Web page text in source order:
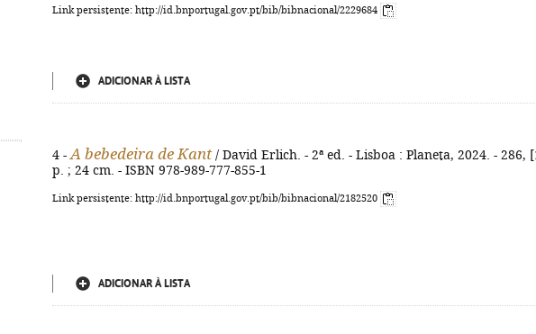
Link persistente: http://id.bnportugal.gov.pt/bib/bibnacional/2229684
ADICIONAR À LISTA
4 - A bebedeira de Kant/ David Erlich. - 2ª ed. - Lisboa : Planeta, 2024. - 286,
p. ; 24 cm. - ISBN 978-989-777-855-1
Link persistente: http://id.bnportugal.gov.pt/bib/bibnacional/2182520
ADICIONAR À LISTA